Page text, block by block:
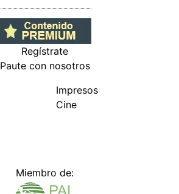
Regístrate
Paute con nosotros
Impresos
Cine
Miembro de: